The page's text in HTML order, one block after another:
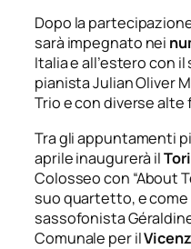
Dopo la
sarà impegnato nei
Italia e all’estero con
pianista Julian Oliver
Trio e con diverse alte
Tra gli appuntamenti
aprile inaugurerà il
Colosseo con “About
suo quartetto, e
sassofonista
Comunale per il